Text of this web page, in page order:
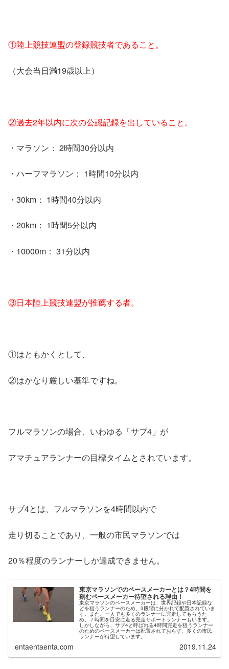
①陸上競技連盟の登録競技者であること。
（大会当日満19歳以上）
②過去2年以内に次の公認記録を出していること。
・マラソン： 2時間30分以内
・ハーフマラソン： 1時間10分以内
・30km： 1時間40分以内
・20km： 1時間5分以内
・10000m： 31分以内
③日本陸上競技連盟が推薦する者。
①はともかくとして、
②はかなり厳しい基準ですね。
フルマラソンの場合、いわゆる「サブ4」が
アマチュアランナーの目標タイムとされています。
サブ4とは、フルマラソンを4時間以内で
走り切ることであり、一般の市民マラソンでは
20％程度のランナーしか達成できません。
東京マラソンでのペースメーカーとは？4時間を
刻むペースメーカー待望される理由！
東京マラソンのペースメーカーは、世界記録や日本記録な
どを狙うランナーのため、3段階に分かれて配置されていま
す。また、一人でも多くのランナーに完走してもらうた
め、７時間を目安に走る完走サポートランナーもいます。
しかしながら、サブ4と呼ばれる4時間完走を狙うランナー
のためのペースメーカーは配置されておらず、多くの市民
ランナーが待望しています。
entaentaenta.com 2019.11.24